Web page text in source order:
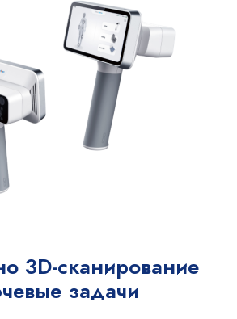
3D-сканирование
задачи